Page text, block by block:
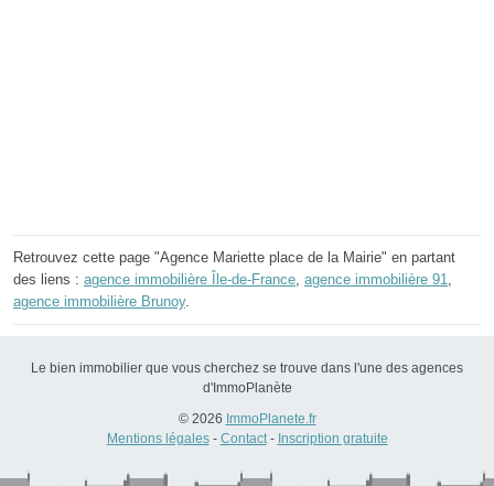
Retrouvez cette page "Agence Mariette place de la Mairie" en partant
des liens : agence immobilière Île-de-France, agence immobilière 91,
agence immobilière Brunoy.
Le bien immobilier que vous cherchez se trouve dans l'une des agences
d'ImmoPlanète
© 2026 ImmoPlanete.fr
Mentions légales- Contact- Inscription gratuite